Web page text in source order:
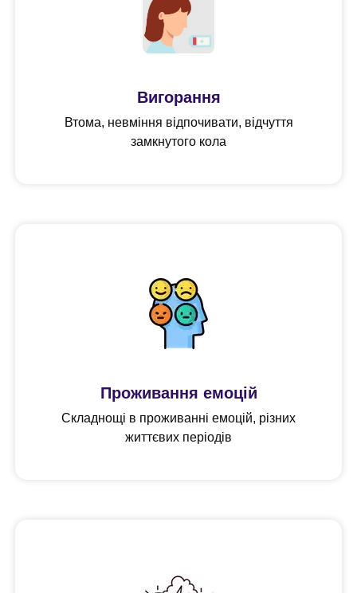
Вигорання
Втома, невміння відпочивати, відчуття
замкнутого кола
Проживання емоцій
Складнощі в проживанні емоцій, різних
життєвих періодів